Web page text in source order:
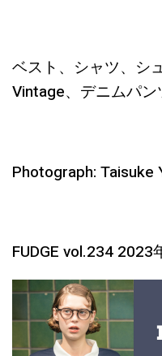
ベスト、シャツ、シ
Vintage、デニムパ
Photograph: Taisuke
FUDGE vol.234 2023